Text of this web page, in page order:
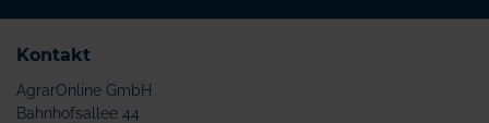
Kontakt
AgrarOnline GmbH
Bahnhofsallee 44